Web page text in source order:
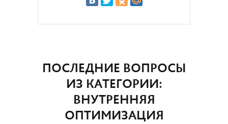
ПОСЛЕДНИЕ ВОПРОСЫ
ИЗ КАТЕГОРИИ:
ВНУТРЕННЯЯ
ОПТИМИЗАЦИЯ